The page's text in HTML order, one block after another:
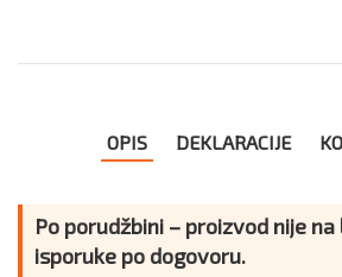
OPIS DEKLARACIJE
Po porudžbini – proizvod nije
isporuke po dogovoru.